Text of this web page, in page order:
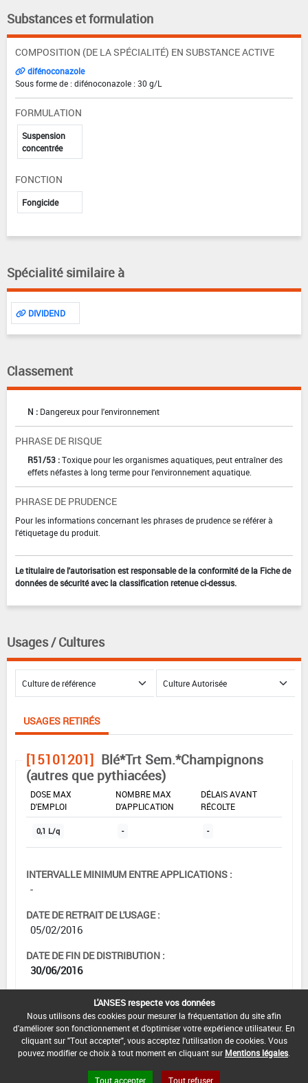
Substances et formulation
COMPOSITION (DE LA SPÉCIALITÉ) EN SUBSTANCE ACTIVE
difénoconazole
Sous forme de : difénoconazole : 30 g/L
FORMULATION
Suspension
concentrée
FONCTION
Fongicide
Spécialité similaire à
DIVIDEND
Classement
N : Dangereux pour l'environnement
PHRASE DE RISQUE
R51/53 :Toxique pour les organismes aquatiques, peut entraîner des
effets néfastes à long terme pour l'environnement aquatique.
PHRASE DE PRUDENCE
Pour les informations concernant les phrases de prudence se référer à
l'étiquetage du produit.
Le titulaire de l'autorisation est responsable de la conformité de la Fiche de
données de sécurité avec la classification retenue ci-dessus.
Usages / Cultures
USAGES RETIRÉS
[15101201] Blé*Trt Sem.*Champignons
(autres que pythiacées)
DOSE MAX
D'EMPLOI
NOMBRE MAX
D'APPLICATION
DÉLAIS AVANT
RÉCOLTE
0,1 L/q - -
INTERVALLE MINIMUM ENTRE APPLICATIONS :
-
DATE DE RETRAIT DE L'USAGE :
05/02/2016
DATE DE FIN DE DISTRIBUTION :
30/06/2016
DATE DE FIN D'UTILISATION :
30/06/2017
L'ANSES respecte vos données
Nous utilisons des cookies pour mesurer la fréquentation du site afin
d'améliorer son fonctionnement et d'optimiser votre expérience utilisateur. En
cliquant sur "Tout accepter", vous acceptez l'utilisation de cookies. Vous
pouvez modifier ce choix à tout moment en cliquant sur Mentions légales
Tout accepter Tout refuser